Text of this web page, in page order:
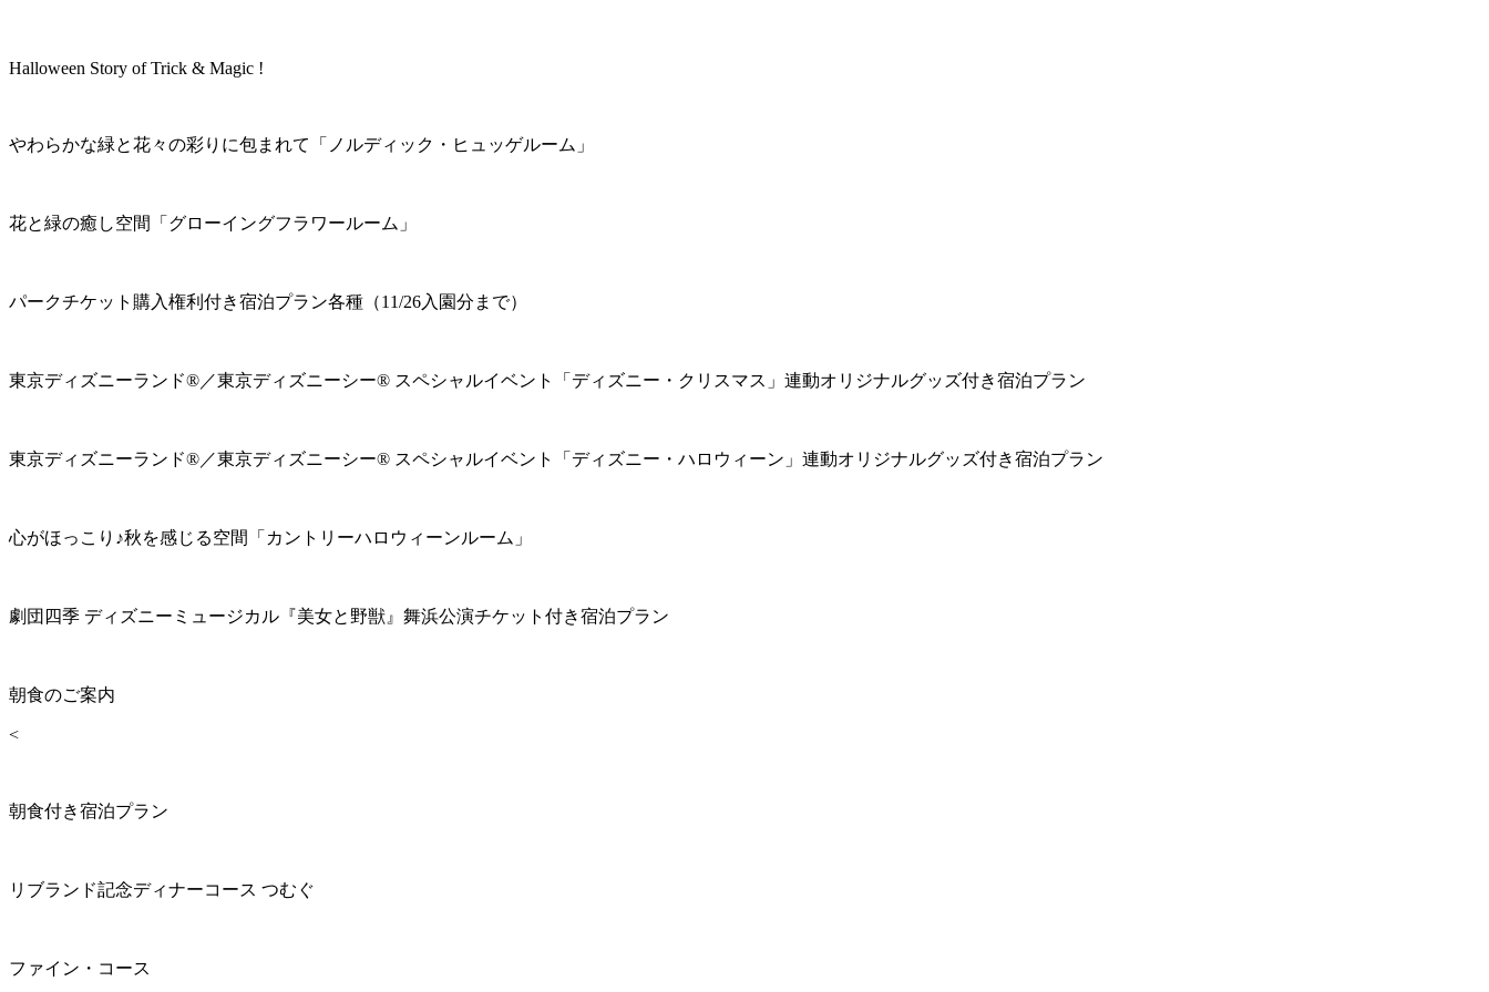
Halloween Story of Trick & Magic !
やわらかな緑と花々の彩りに包まれて「ノルディック・ヒュッゲルーム」
花と緑の癒し空間「グローイングフラワールーム」
パークチケット購入権利付き宿泊プラン各種（11/26入園分まで）
東京ディズニーランド®／東京ディズニーシー® スペシャルイベント「ディズニー・クリスマス」連動オリジナルグッズ付き宿泊プラン
東京ディズニーランド®／東京ディズニーシー® スペシャルイベント「ディズニー・ハロウィーン」連動オリジナルグッズ付き宿泊プラン
心がほっこり♪秋を感じる空間「カントリーハロウィーンルーム」
劇団四季 ディズニーミュージカル『美女と野獣』舞浜公演チケット付き宿泊プラン
朝食のご案内
<
朝食付き宿泊プラン
リブランド記念ディナーコース つむぐ
ファイン・コース